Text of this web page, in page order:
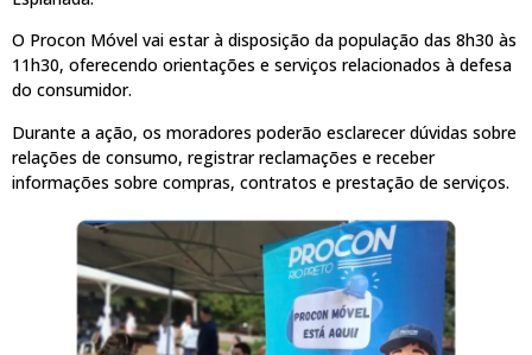
O Procon Móvel vai estar à disposição da população das 8h30 às
11h30, oferecendo orientações e serviços relacionados à defesa
do consumidor.
Durante a ação, os moradores poderão esclarecer dúvidas sobre
relações de consumo, registrar reclamações e receber
informações sobre compras, contratos e prestação de serviços.